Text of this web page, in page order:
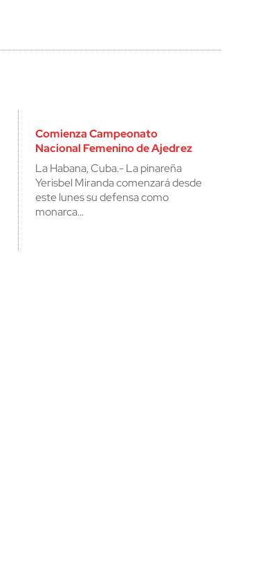
Comienza Campeonato
Nacional Femenino de Ajedrez
La Habana, Cuba.- La pinareña
Yerisbel Miranda comenzará desde
este lunes su defensa como
monarca…